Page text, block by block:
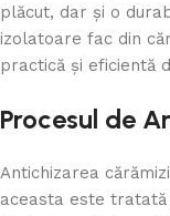
plăcut, dar și o
izolatoare fac din
practică și eficientă
Procesul de
Antichizarea
aceasta este